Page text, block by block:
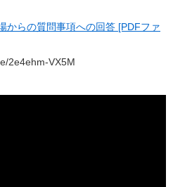
からの質問事項への回答 [PDFファ
2e4ehm-VX5M